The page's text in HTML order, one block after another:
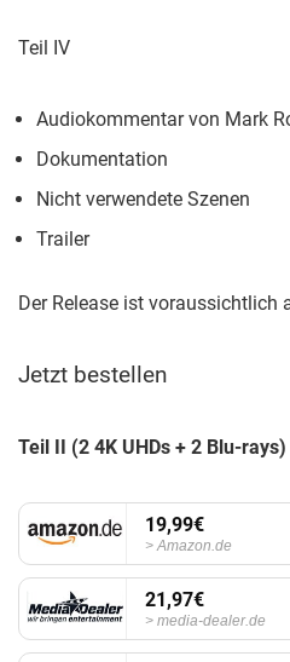
Teil IV
Audiokommentar von Mark
Dokumentation
Nicht verwendete Szenen
Trailer
Der Release ist voraussichtlich
Jetzt bestellen
Teil II (2 4K UHDs + 2 Blu-rays)
19,99€
Amazon.de
21,97€
media-dealer.de